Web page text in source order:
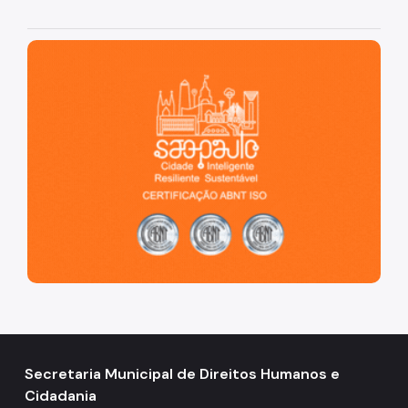
São Paulo, cidade inteligente, resiliente e sustentável
Secretaria Municipal de Direitos Humanos e
Cidadania